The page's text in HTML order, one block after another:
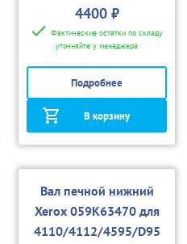
4400 ₽
Фактические остатки по складу
уточняйте у менеджера
Подробнее
В корзину
Вал печной нижний
Xerox 059K63470 для
4110/4112/4595/D95